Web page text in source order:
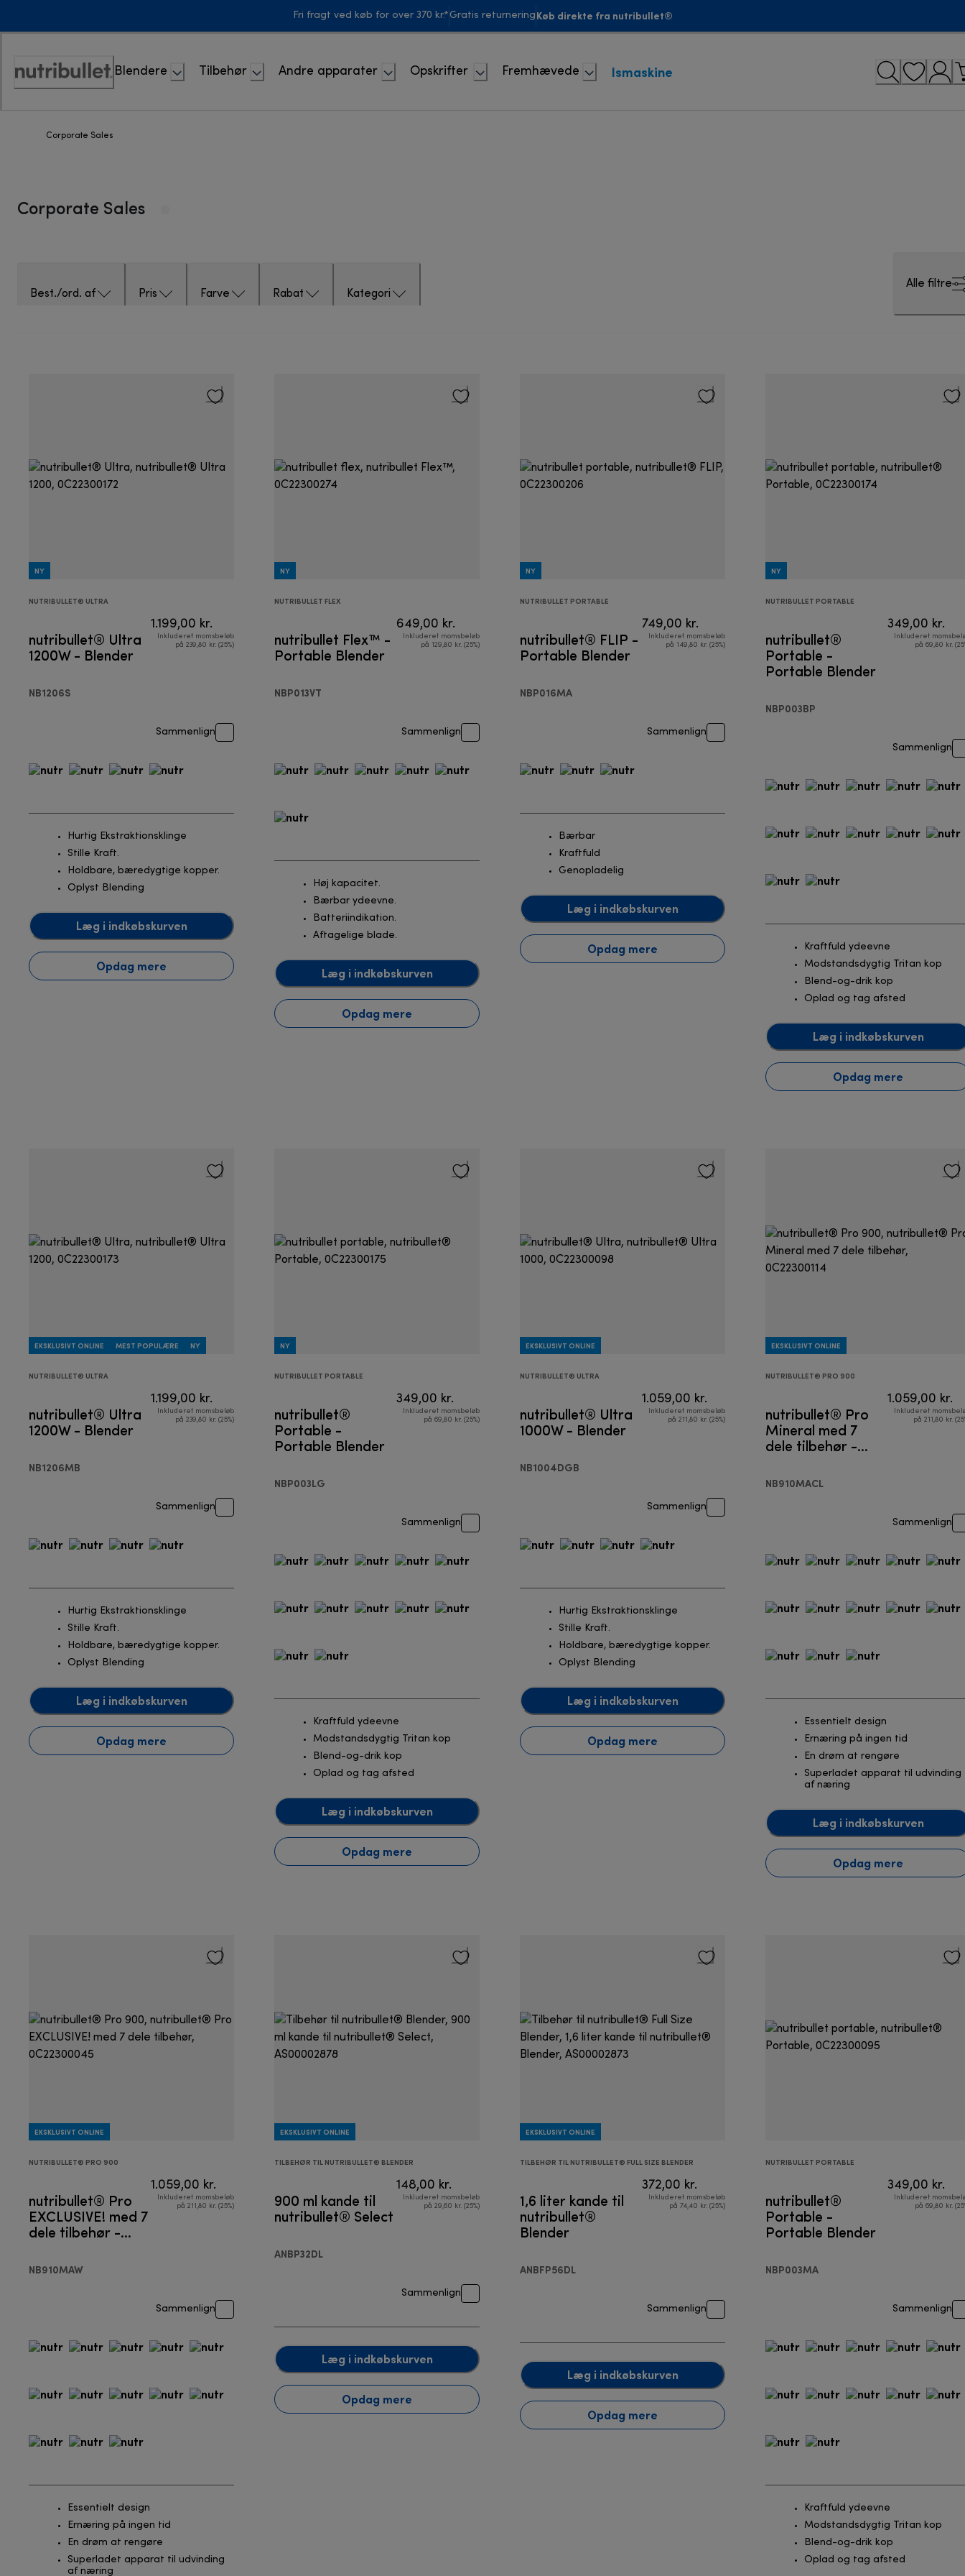
Fri fragt ved køb for over 370 kr.* Gratis returnering Køb direkte fra nutribullet®
Accessibility
Blendere Tilbehør Andre apparater Opskrifter Fremhævede Ismaskine
Corporate Sales
Corporate Sales
Best./ord. af Pris Farve Rabat Kategori
Alle filtre
NY
NUTRIBULLET® ULTRA
nutribullet® Ultra
1200W - Blender
NB1206S
1.199,00 kr.
Inkluderet momsbeløb
på 239,80 kr. (25%)
Sammenlign
Hurtig Ekstraktionsklinge
Stille Kraft.
Holdbare, bæredygtige kopper.
Oplyst Blending
Læg i indkøbskurven
Opdag mere
NY
NUTRIBULLET FLEX
nutribullet Flex™ -
Portable Blender
NBP013VT
649,00 kr.
Inkluderet momsbeløb
på 129,80 kr. (25%)
Sammenlign
Høj kapacitet.
Bærbar ydeevne.
Batteriindikation.
Aftagelige blade.
Læg i indkøbskurven
Opdag mere
NY
NUTRIBULLET PORTABLE
nutribullet® FLIP -
Portable Blender
NBP016MA
749,00 kr.
Inkluderet momsbeløb
på 149,80 kr. (25%)
Sammenlign
Bærbar
Kraftfuld
Genopladelig
Læg i indkøbskurven
Opdag mere
NY
NUTRIBULLET PORTABLE
nutribullet®
Portable -
Portable Blender
NBP003BP
349,00 kr.
Inkluderet
på 69,80 kr.
Sammenlign
Kraftfuld ydeevne
Modstandsdygtig Tritan kop
Blend-og-drik kop
Oplad og tag afsted
Læg i indkøbskurven
Opdag mere
EKSKLUSIVT ONLINE MEST POPULÆRE NY
NUTRIBULLET® ULTRA
nutribullet® Ultra
1200W - Blender
NB1206MB
1.199,00 kr.
Inkluderet momsbeløb
på 239,80 kr. (25%)
Sammenlign
Hurtig Ekstraktionsklinge
Stille Kraft.
Holdbare, bæredygtige kopper.
Oplyst Blending
Læg i indkøbskurven
Opdag mere
NY
NUTRIBULLET PORTABLE
nutribullet®
Portable -
Portable Blender
NBP003LG
349,00 kr.
Inkluderet momsbeløb
på 69,80 kr. (25%)
Sammenlign
Kraftfuld ydeevne
Modstandsdygtig Tritan kop
Blend-og-drik kop
Oplad og tag afsted
Læg i indkøbskurven
Opdag mere
EKSKLUSIVT ONLINE
NUTRIBULLET® ULTRA
nutribullet® Ultra
1000W - Blender
NB1004DGB
1.059,00 kr.
Inkluderet momsbeløb
på 211,80 kr. (25%)
Sammenlign
Hurtig Ekstraktionsklinge
Stille Kraft.
Holdbare, bæredygtige kopper.
Oplyst Blending
Læg i indkøbskurven
Opdag mere
EKSKLUSIVT ONLINE
NUTRIBULLET® PRO 900
nutribullet® Pro
Mineral med 7
dele tilbehør -
NB910MACL
1.059,00 kr.
Inkluderet
på 211,80 kr.
Sammenlign
Essentielt design
Ernæring på ingen tid
En drøm at rengøre
Superladet apparat til udvinding
af næring
Læg i indkøbskurven
Opdag mere
EKSKLUSIVT ONLINE
NUTRIBULLET® PRO 900
nutribullet® Pro
EXCLUSIVE! med 7
dele tilbehør -
NB910MAW
1.059,00 kr.
Inkluderet momsbeløb
på 211,80 kr. (25%)
Sammenlign
Essentielt design
Ernæring på ingen tid
En drøm at rengøre
Superladet apparat til udvinding
af næring
EKSKLUSIVT ONLINE
TILBEHØR TIL NUTRIBULLET® BLENDER
900 ml kande til
nutribullet® Select
ANBP32DL
148,00 kr.
Inkluderet momsbeløb
på 29,60 kr. (25%)
Sammenlign
Læg i indkøbskurven
Opdag mere
EKSKLUSIVT ONLINE
TILBEHØR TIL NUTRIBULLET® FULL SIZE BLENDER
1,6 liter kande til
nutribullet®
Blender
ANBFP56DL
372,00 kr.
Inkluderet momsbeløb
på 74,40 kr. (25%)
Sammenlign
Læg i indkøbskurven
Opdag mere
NUTRIBULLET PORTABLE
nutribullet®
Portable -
Portable Blender
NBP003MA
349,00 kr.
Inkluderet
på 69,80 kr.
Sammenlign
Kraftfuld ydeevne
Modstandsdygtig Tritan kop
Blend-og-drik kop
Oplad og tag afsted